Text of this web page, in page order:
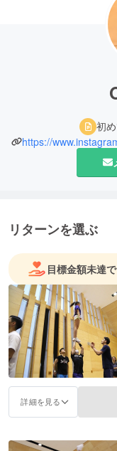
初
https://
リターンを選ぶ
目標金額未達
詳細を見る